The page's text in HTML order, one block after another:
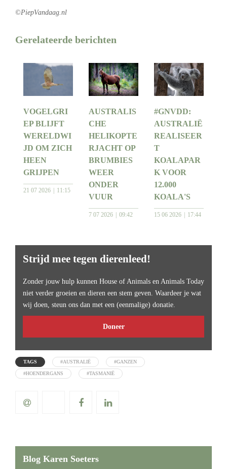
©PiepVandaag.nl
Gerelateerde berichten
VOGELGRI
EP BLIJFT
WERELDWI
JD OM ZICH
HEEN
GRIJPEN
21 07 2026 11:15
AUSTRALIS
CHE
HELIKOPTE
RJACHT OP
BRUMBIES
WEER
ONDER
VUUR
7 07 2026 09:42
#GNVDD:
AUSTRALIË
REALISEER
T
KOALAPAR
K VOOR
12.000
KOALA'S
15 06 2026 17:44
Strijd mee tegen dierenleed!
Zonder jouw hulp kunnen House of Animals en Animals Today
niet verder groeien en dieren een stem geven. Waardeer je wat
wij doen, steun ons dan met een (eenmalige) donatie.
Doneer
TAGS #AUSTRALIË #GANZEN
#HOENDERGANS #TASMANIË
Blog Karen Soeters